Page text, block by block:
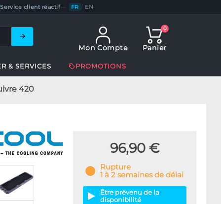
Service client réactif— FR / EN
Mon Compte
0
Panier
& SERVICES PROMOTIONS
420
96,90 €
Rupture
1 à 2 semaines de délai
Être prévenu de la
disponibilité